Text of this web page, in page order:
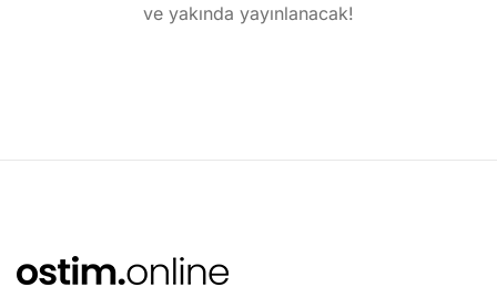
ve yakında yayınlanacak!